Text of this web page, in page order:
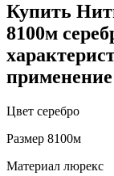
Купить
8100м
применение
Цвет серебро
Размер 8100м
Материал люрекс